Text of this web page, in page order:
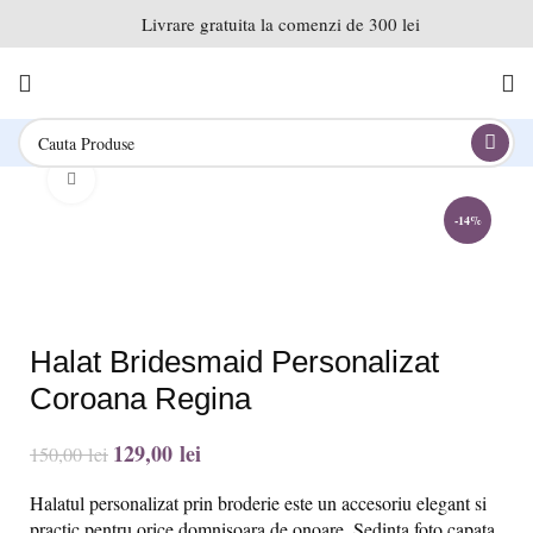
Livrare gratuita la comenzi de 300 lei
-14%
Halat Bridesmaid Personalizat
Coroana Regina
150,00lei 129,00 lei
Halatul personalizat prin broderie este un accesoriu elegant si